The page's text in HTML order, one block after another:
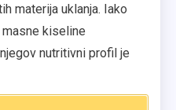
materija uklanja. Iako
kiseline
nutritivni profil je